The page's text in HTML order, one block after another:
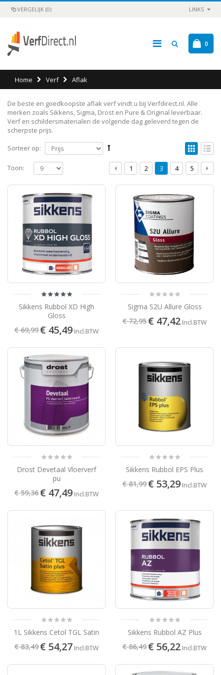
VERGELIJK (0) LINKS
0
Home Verf Aflak
De beste en goedkoopste aflak verf vindt u bij Verfdirect.nl. Alle
merken zoals Sikkens, Sigma, Drost en Pure & Original leverbaar.
Verf en schildersmaterialen de volgende dag geleverd tegen de
scherpste prijs.
Sorteer op:
1 2 3 4 5
Toon:
Sikkens Rubbol XD High
Gloss
€ 69,99 € 45,49 Incl.BTW
Sigma S2U Allure Gloss
€ 72,95 € 47,42 Incl.BTW
Drost Devetaal Vloerverf
pu
€ 59,36 € 47,49 Incl.BTW
Sikkens Rubbol EPS Plus
€ 81,99 € 53,29 Incl.BTW
1L Sikkens Cetol TGL Satin
€ 83,49 € 54,27 Incl.BTW
Sikkens Rubbol AZ Plus
€ 86,49 € 56,22 Incl.BTW